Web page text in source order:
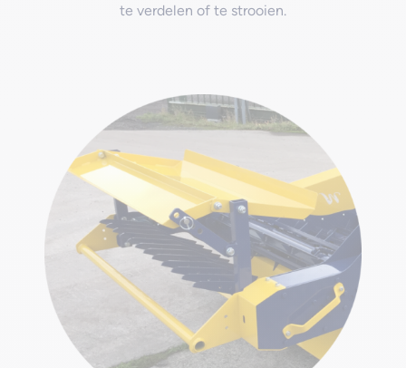
te verdelen of te strooien.